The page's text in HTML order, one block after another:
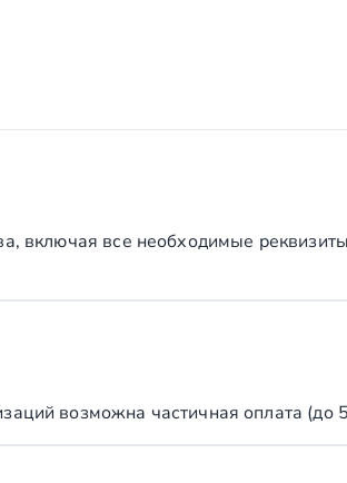
включая все необходимые
возможна частичная оплата (до